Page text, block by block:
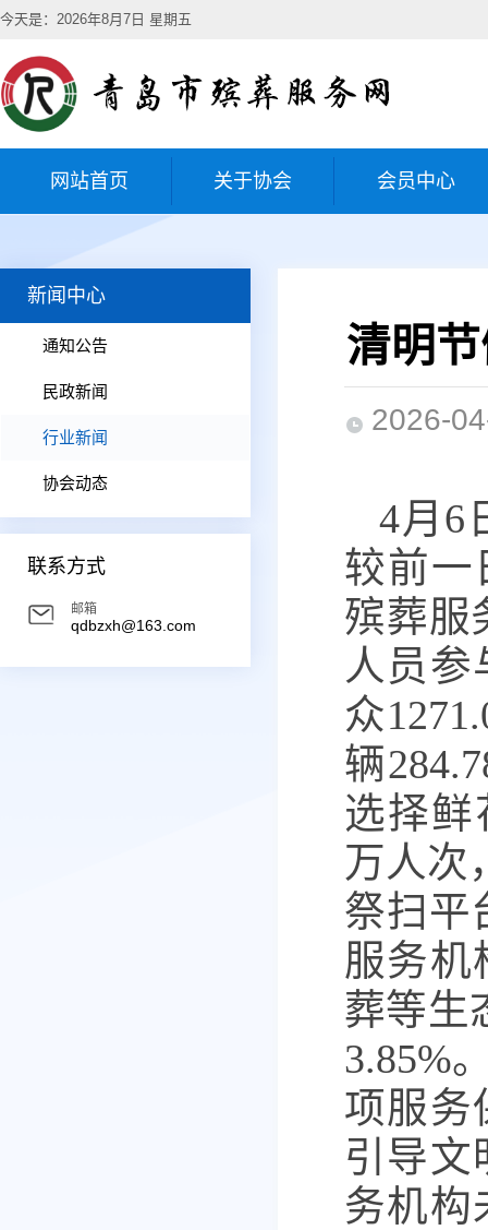
今天是：2026年8月7日 星期五
网站首页 关于协会 会员中心
新闻中心
通知公告
民政新闻
行业新闻
协会动态
联系方式
邮箱
qdbzxh@163.com
清明
2026-
4月6
较前一
殡葬服
人员
众
辆
选择鲜
万人次
祭扫平
服务机
葬等生
3.85%
项服务
引导文
务机构